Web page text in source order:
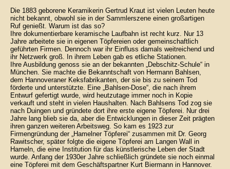
Die 1883 geborene Keramikerin Gertrud Kraut ist vielen Leuten heute
nicht bekannt, obwohl sie in der Sammlerszene einen großartigen
Ruf genießt. Warum ist das so?
Ihre dokumentierbare keramische Laufbahn ist recht kurz. Nur 13
Jahre arbeitete sie in eigenen Töpfereien oder gemeinschaftlich
geführten Firmen. Dennoch war ihr Einfluss damals weitreichend und
ihr Netzwerk groß. In ihrem Leben gab es etliche Stationen.
Ihre Ausbildung genoss sie an der bekannten „Debschitz-Schule“ in
München. Sie machte die Bekanntschaft von Hermann Bahlsen,
dem Hannoveraner Keksfabrikanten, der sie bis zu seinem Tod
förderte und unterstützte. Eine „Bahlsen-Dose“, die nach ihrem
Entwurf gefertigt wurde, wird heutzutage immer noch in Kopie
verkauft und steht in vielen Haushalten. Nach Bahlsens Tod zog sie
nach Duingen und gründete dort ihre erste eigene Töpferei. Nur drei
Jahre lang blieb sie da, aber die Entwicklungen in dieser Zeit prägten
ihren ganzen weiteren Arbeitsweg. So kam es 1923 zur
Firmengründung der „Hamelner Töpferei“ zusammen mit Dr. Georg
Rawitscher, später folgte die eigene Töpferei am Langen Wall in
Hameln, die eine Institution für das künstlerische Leben der Stadt
wurde. Anfang der 1930er Jahre schließlich gründete sie noch einmal
eine Töpferei mit dem Geschäftspartner Kurt Biermann in Hannover.